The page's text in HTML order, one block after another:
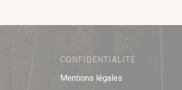
CONFIDENTIALITÉ
Mentions légales